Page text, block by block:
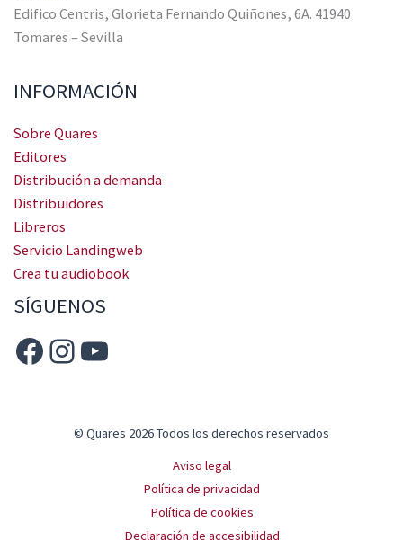
Edifico Centris, Glorieta Fernando Quiñones, 6A. 41940
Tomares – Sevilla
INFORMACIÓN
Sobre Quares
Editores
Distribución a demanda
Distribuidores
Libreros
Servicio Landingweb
Crea tu audiobook
SÍGUENOS
© Quares 2026 Todos los derechos reservados
Aviso legal
Política de privacidad
Política de cookies
Declaración de accesibilidad